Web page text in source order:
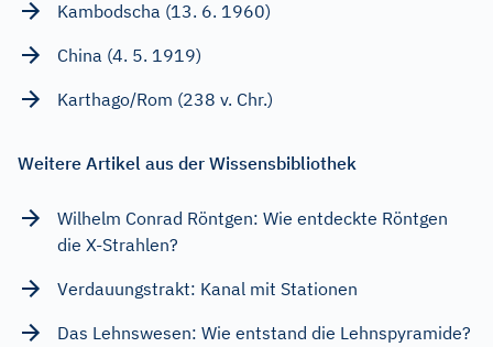
Kambodscha (13. 6. 1960)
China (4. 5. 1919)
Karthago/Rom (238 v. Chr.)
Weitere Artikel aus der Wissensbibliothek
Wilhelm Conrad Röntgen: Wie entdeckte Röntgen
die X-Strahlen?
Verdauungstrakt: Kanal mit Stationen
Das Lehnswesen: Wie entstand die Lehnspyramide?